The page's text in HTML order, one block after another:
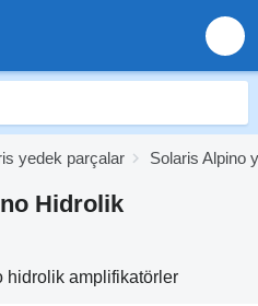
yedek parçalar Solaris Alpino
Hidrolik
hidrolik amplifikatörler